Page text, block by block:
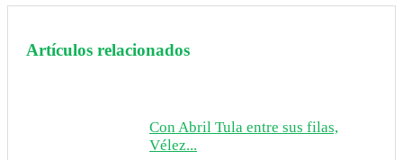
Artículos relacionados
Con Abril Tula entre sus filas,
Vélez...